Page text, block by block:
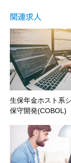
関連求人
生保年金ホスト系
保守開発(COBOL)